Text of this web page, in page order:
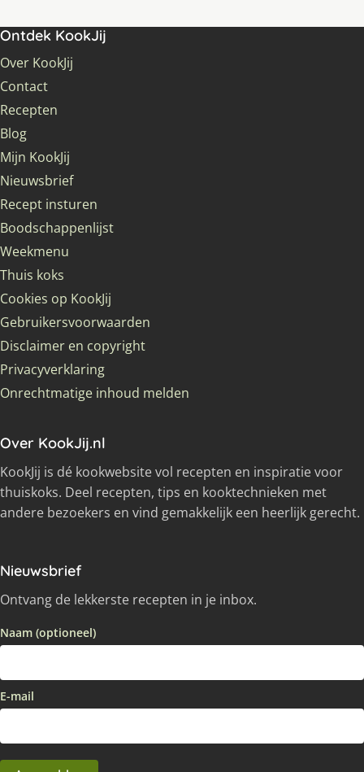
Ontdek KookJij
Over KookJij
Contact
Recepten
Blog
Mijn KookJij
Nieuwsbrief
Recept insturen
Boodschappenlijst
Weekmenu
Thuis koks
Cookies op KookJij
Gebruikersvoorwaarden
Disclaimer en copyright
Privacyverklaring
Onrechtmatige inhoud melden
Over KookJij.nl
KookJij is dé kookwebsite vol recepten en inspiratie voor
thuiskoks. Deel recepten, tips en kooktechnieken met
andere bezoekers en vind gemakkelijk een heerlijk gerecht.
Nieuwsbrief
Ontvang de lekkerste recepten in je inbox.
Naam (optioneel)
E-mail